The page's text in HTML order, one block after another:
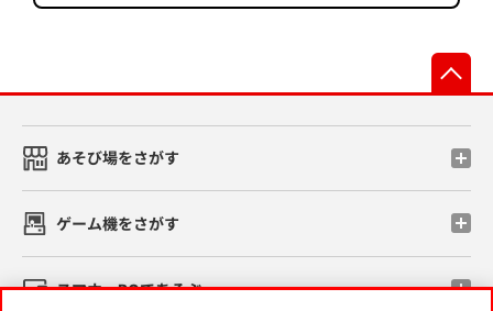
あそび場をさがす
ゲーム機をさがす
スマホ・PCであそぶ